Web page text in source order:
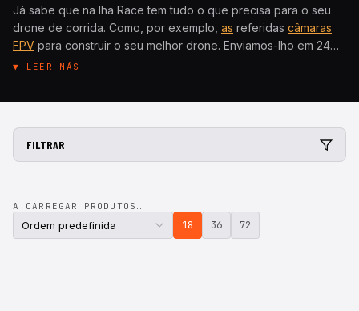
Já sabe que na Iha Race tem tudo o que precisa para o seu
drone de corrida. Como, por exemplo, as referidas câmaras
FPV para construir o seu melhor drone. Enviamos-lho em 24
horas,
▼ LEER MÁS
FILTRAR
A CARREGAR PRODUTOS…
18 36 72